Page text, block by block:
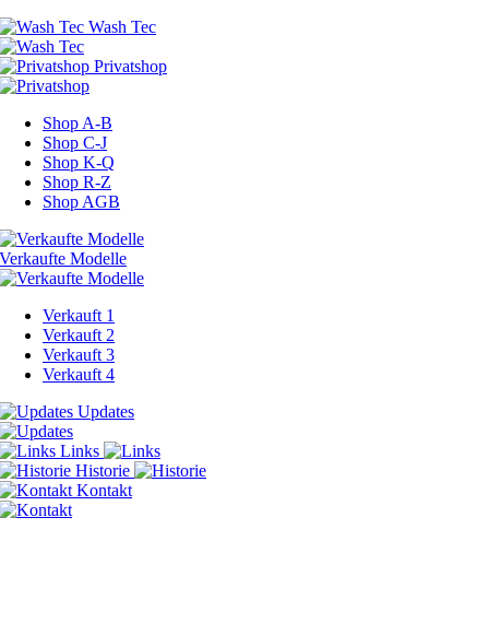
Shop A-B
Shop C-J
Shop K-Q
Shop R-Z
Shop AGB
Verkauft 1
Verkauft 2
Verkauft 3
Verkauft 4